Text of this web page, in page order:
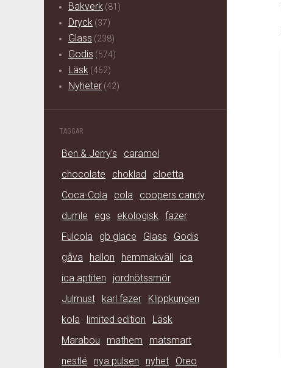
Bakverk (81)
Dryck (37)
Glass (238)
Godis (574)
Läsk (462)
Nyheter (42)
TAGGAR
Ben & Jerry's
caramel
chocolate
choklad
cloetta
Coca-Cola
cola
coopers candy
dumle
egs ekologisk fazer
Fulcola
gb glace Glass
Godis
gåva
hallon hemmakväll
ica
ica aptiten
jordnötssmör
Julmust
karl fazer
Klippkungen
kola
limited edition
Läsk
Marabou
mathem
matsmart
nestlé
nya pulsen nyhet
Oreo